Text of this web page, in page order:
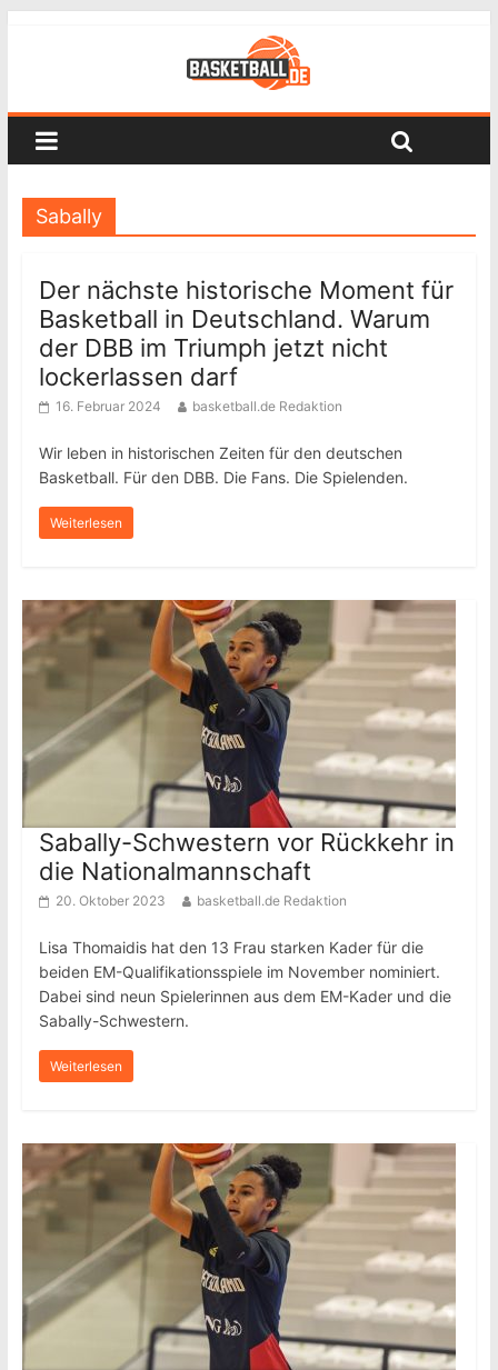
Sabally
Der nächste historische Moment für
Basketball in Deutschland. Warum
der DBB im Triumph jetzt nicht
lockerlassen darf
16. Februar 2024 basketball.de Redaktion
Wir leben in historischen Zeiten für den deutschen
Basketball. Für den DBB. Die Fans. Die Spielenden.
Weiterlesen
Sabally-Schwestern vor Rückkehr in
die Nationalmannschaft
20. Oktober 2023 basketball.de Redaktion
Lisa Thomaidis hat den 13 Frau starken Kader für die
beiden EM-Qualifikationsspiele im November nominiert.
Dabei sind neun Spielerinnen aus dem EM-Kader und die
Sabally-Schwestern.
Weiterlesen